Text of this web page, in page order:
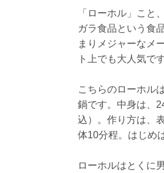
「ローホル」こと
ガラ食品という食
まりメジャーなメ
ト上でも大人気です
こちらのローホル
鍋です。中身は、
込）。作り方は、
体10分程。はじめ
ローホルはとくに